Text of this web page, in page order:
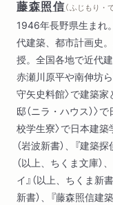
藤森照信（ ふじもり・
1946年長野県生まれ
代建築、都市計画史
授。全国各地で近代
赤瀬川原平や南伸坊ら
守矢史料館〉で建築
邸（ニラ・ハウス）〉
校学生寮〉で日本建築
（岩波新書）、『建築
（以上、ちくま文庫）
イ』（以上、ちくま新
新書）、『藤森照信建